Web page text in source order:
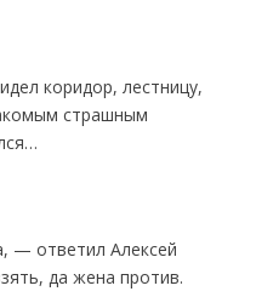
коридор, лестницу,
страшным
— ответил Алексей
да жена против.